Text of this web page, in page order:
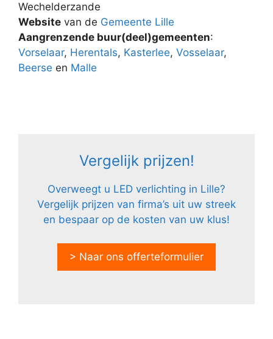
Wechelderzande
Website van de Gemeente Lille
Aangrenzende buur(deel)gemeenten:
Vorselaar, Herentals, Kasterlee, Vosselaar,
Beerse en Malle
Vergelijk prijzen!
Overweegt u LED verlichting in Lille?
Vergelijk prijzen van firma’s uit uw streek
en bespaar op de kosten van uw klus!
> Naar ons offerteformulier